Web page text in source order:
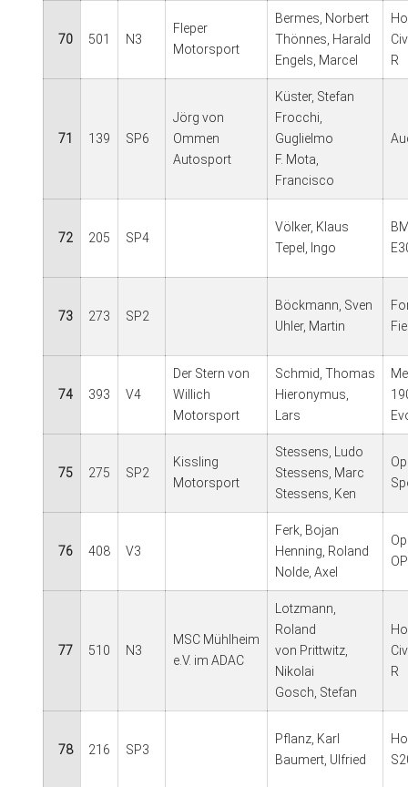
70 501 N3
Fleper
Motorsport
Bermes, Norbert
Thönnes, Harald
Engels, Marcel
R
71 139 SP6
Jörg von
Ommen
Autosport
Küster, Stefan
Frocchi,
Guglielmo
F. Mota,
Francisco
72 205 SP4
Völker, Klaus
Tepel, Ingo
73 273 SP2
Böckmann, Sven
Uhler, Martin
74 393 V4
Der Stern von
Willich
Motorsport
Schmid, Thomas
Hieronymus,
Lars
75 275 SP2
Kissling
Motorsport
Stessens, Ludo
Stessens, Marc
Stessens, Ken
76 408 V3
Ferk, Bojan
Henning, Roland
Nolde, Axel
77 510 N3
MSC Mühlheim
e.V. im ADAC
Lotzmann,
Roland
von Prittwitz,
Nikolai
Gosch, Stefan
R
78 216 SP3
Pflanz, Karl
Baumert, Ulfried